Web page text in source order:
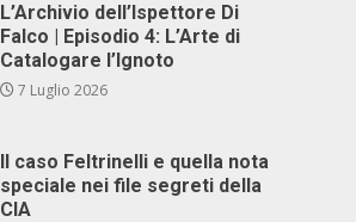
L’Archivio dell’Ispettore Di
Falco | Episodio 4: L’Arte di
Catalogare l’Ignoto
7 Luglio 2026
Il caso Feltrinelli e quella nota
speciale nei file segreti della
CIA